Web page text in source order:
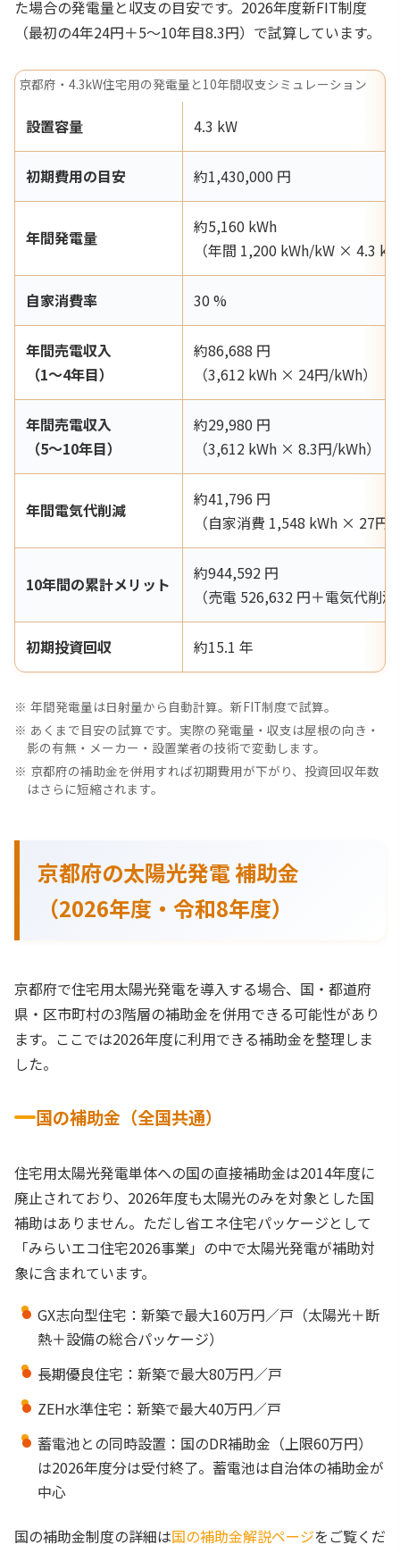
た場合の発電量と収支の目安です。2026年度新FIT制度
（最初の4年24円＋5〜10年目8.3円）で試算しています。
京都府・4.3kW住宅用の発電量と10年間収支シミュレーション
設置容量 4.3 kW
初期費用の目安 約1,430,000 円
年間発電量
約5,160 kWh
（年間 1,200 kWh/kW × 4.3
自家消費率 30 %
年間売電収入
（1〜4年目）
約86,688 円
（3,612 kWh × 24円/kWh）
年間売電収入
（5〜10年目）
約29,980 円
（3,612 kWh × 8.3円/kWh）
年間電気代削減
約41,796 円
（自家消費 1,548 kWh × 27円/
10年間の累計メリット
約944,592 円
（売電 526,632 円＋電気代削
初期投資回収 約15.1 年
年間発電量は日射量から自動計算。新FIT制度で試算。
あくまで目安の試算です。実際の発電量・収支は屋根の向き・
影の有無・メーカー・設置業者の技術で変動します。
京都府の補助金を併用すれば初期費用が下がり、投資回収年数
はさらに短縮されます。
京都府の太陽光発電 補助金
（2026年度・令和8年度）
京都府で住宅用太陽光発電を導入する場合、国・都道府
県・区市町村の3階層の補助金を併用できる可能性があり
ます。ここでは2026年度に利用できる補助金を整理しま
した。
国の補助金（全国共通）
住宅用太陽光発電単体への国の直接補助金は2014年度に
廃止されており、2026年度も太陽光のみを対象とした国
補助はありません。ただし省エネ住宅パッケージとして
「みらいエコ住宅2026事業」の中で太陽光発電が補助対
象に含まれています。
GX志向型住宅：新築で最大160万円／戸（太陽光＋断
熱＋設備の総合パッケージ）
長期優良住宅：新築で最大80万円／戸
ZEH水準住宅：新築で最大40万円／戸
蓄電池との同時設置：国のDR補助金（上限60万円）
は2026年度分は受付終了。蓄電池は自治体の補助金が
中心
国の補助金制度の詳細は国の補助金解説ページをご覧くだ